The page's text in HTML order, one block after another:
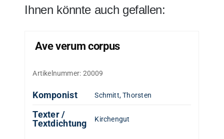
Ihnen könnte auch gefallen:
Ave verum corpus
Artikelnummer: 20009
Komponist Schmitt, Thorsten
Texter /
Textdichtung
Kirchengut